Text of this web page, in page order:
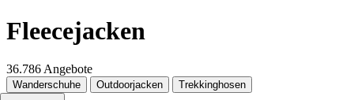
Fleecejacken
36.786 Angebote
Wanderschuhe Outdoorjacken Trekkinghosen